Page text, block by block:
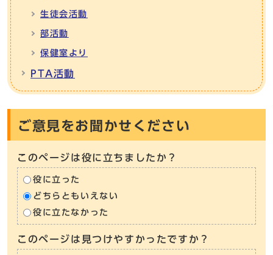
生徒会活動
部活動
保健室より
PTA活動
ご意見をお聞かせください
このページは役に立ちましたか？
役に立った
どちらともいえない
役に立たなかった
このページは見つけやすかったですか？